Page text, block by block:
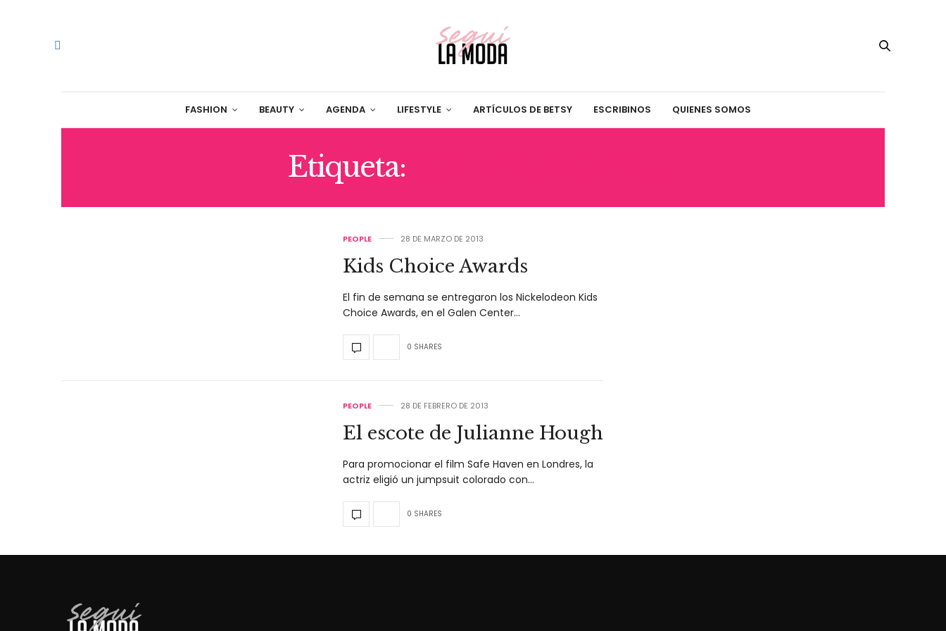
FASHION BEAUTY AGENDA LIFESTYLE ARTÍCULOS DE BETSY ESCRIBINOS QUIENES SOMOS
Etiqueta:
PEOPLE 28 DE MARZO DE 2013
Kids Choice Awards
El fin de semana se entregaron los Nickelodeon Kids
Choice Awards, en el Galen Center…
0 SHARES
PEOPLE 28 DE FEBRERO DE 2013
El escote de Julianne Hough
Para promocionar el film Safe Haven en Londres, la
actriz eligió un jumpsuit colorado con…
0 SHARES